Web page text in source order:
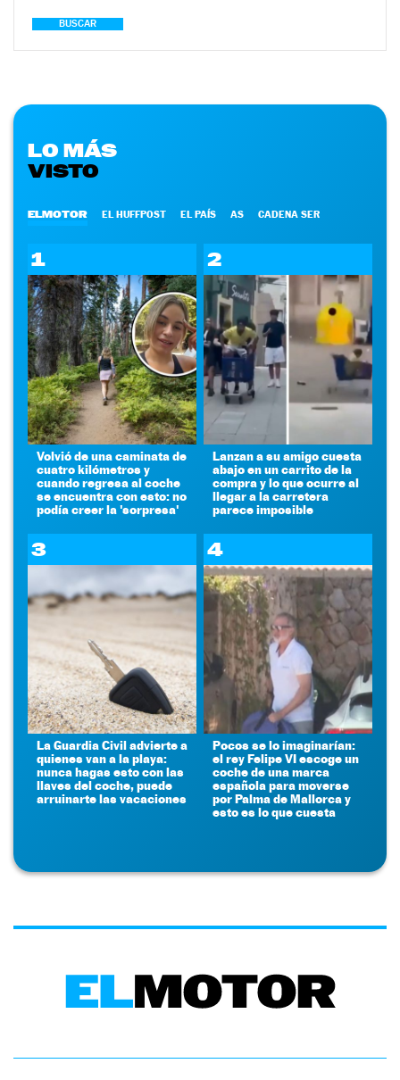
BUSCAR
LO MÁS
VISTO
ELMOTOR EL HUFFPOST EL PAÍS AS CADENA SER
1
Volvió de una caminata de
cuatro kilómetros y
cuando regresa al coche
se encuentra con esto: no
podía creer la 'sorpresa'
2
Lanzan a su amigo cuesta
abajo en un carrito de la
compra y lo que ocurre al
llegar a la carretera
parece imposible
3
La Guardia Civil advierte a
quienes van a la playa:
nunca hagas esto con las
llaves del coche, puede
arruinarte las vacaciones
4
Pocos se lo imaginarían:
el rey Felipe VI escoge un
coche de una marca
española para moverse
por Palma de Mallorca y
esto es lo que cuesta